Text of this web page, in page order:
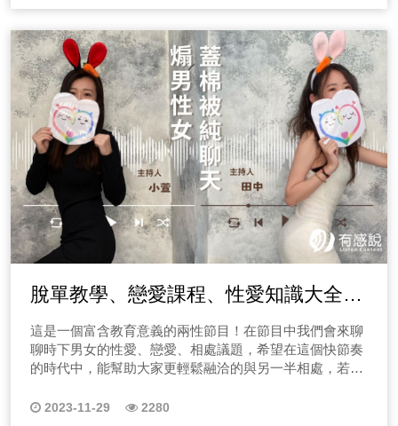
體的每一分每一寸。 有時候我們就覺得自己正在失眠，
因此新增了非常非常多的不必要焦慮，導致我們越來越困
難入睡，因此快點選上方圖片跟著老師一同冥想，讓自己
忘卻失眠的焦慮，安然入睡！ 有時候覺得你的人生不是
自己的嗎？在夜深人靜時，特別容易產生這種想法，而當
你有這些想法，會讓你經年累月的壓力持續積累，沒有出
口，自然你無法放掉焦慮，無法讓身體放鬆，無法好好投
入睡眠，迎接全新的一天，因此點選上方圖片，跟著老師
一起透過信息時間軸冥想法，讓你認同自己的時間與人
生！ 若您處於失眠狀態，想知道更多時間點的入睡方針，
歡迎你點選下方其他節目圖片收聽唷！引導製作ING~
時要注意安全性，每個配方並不是適用於所有個案。若有
原生疾病或正在服用藥物，要先諮詢醫生意見，芳香療法
是輔助性的協助，絕對不能完全取代正統醫學，想知道更
多精油運用案例嗎？歡迎妳持續鎖定我的節目唷！ ◆夏
季戶外必知的防蚊精油配方 這一集節目我們來分享“夏天
芳療精油配方”夏季是享受戶外活動的好時光，但也伴隨著
一些令人苦惱的小問題，例如蚊蟲叮咬發癢，或因為太陽
太大溫度太高，引起泛紅等問題，那該怎麼辦呢？請點選
收聽！ ◆上班族緊繃紓壓的精油配方 這集要分享的主題
是“上班族的芳療精油配方”在現代都市生活中，上班族面
臨著長時間久坐辦公，高強度工作帶來的壓力，這些都可
能影響身體和心理健康問題。那該怎麼辦呢？請點選收
聽！ ◆適合職場媽媽的精油配方 今天要分享關於女性的
苦，尤其是當了媽媽之後，一方面被家庭束縛，一方面要
繃，如果想要舒緩這些疲憊的壓力和緊繃感，想走出完全
不一樣的道路，請妳現在就跟著芳療選香師LILY，一起用
選香解決你的問題哦！ ◆適合女性上班族腳部放鬆的精
辦？今天我們要來分享的這個故事個案，她是一位生機食
有幫助嗎？以他們從業角度來看到底怎麼做才正確呢？你
的身體動不動就卡卡嗎？請一定要收聽卡關實驗室唷！
一、EP01深蹲怎麼做？脊椎側彎問題、十字韌帶受傷怎
麼辦？ 這一系列節目會分成幾個單元「卡關健新聞、卡關
實驗室、超級英雄治療所、卡關告解室」等單元，第一集
的節目中(點選上方播放鍵收聽)，兩位物理治療師會來討
論青少年和上班族脊椎側彎問題，並在超級英雄治療所中
會來聊聊「假如蜘蛛人膝蓋十字韌帶受傷該怎麼辦？」等
問題，還有在卡關告解室會跟大家聊聊常穿增高墊會有什
麼傷害呢？你也有這些問題嗎？請一定要點選上方播放鍵
收聽，EP01節目概述如下： (一)健新聞議題「好深蹲
救一生，壞深蹲看醫生」 關於台北市長蔣萬安提出深蹲二
十下換一次公車免費搭乘，鼓勵市民運動真的很棒！但到
卡關實驗室「小明肩膀歪一邊，是不是有脊椎側彎問題
能夠久站，關於成年人的脊椎側彎，到底該注意什麼事情
呢？真的有需要進行物理治療嗎？ (三)超級英雄治療所
「蜘蛛人跳上跳下，假如膝蓋十字韌帶受傷了該如何復
蛛人的運動能力還能回到以前全盛時期嗎？ (四)卡關告
脫單教學、戀愛課程、性愛知識大全｜
讓健全的兩性關係溫暖你的身心靈！
這是一個富含教育意義的兩性節目！在節目中我們會來聊
聊時下男女的性愛、戀愛、相處議題，希望在這個快節奏
的時代中，能幫助大家更輕鬆融洽的與另一半相處，若您
收聽唷！備註-有些集數一定要到其它Podcast平台才追蹤
2023-11-29 2280